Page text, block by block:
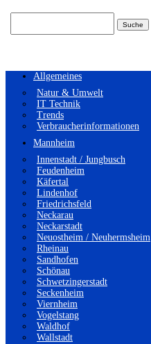
Allgemeines
Natur & Umwelt
IT Technik
Trends
Verbraucherinformationen
Mannheim
Innenstadt / Jungbusch
Feudenheim
Käfertal
Lindenhof
Friedrichsfeld
Neckarau
Neckarstadt
Neuostheim / Neuhermsheim
Rheinau
Sandhofen
Schönau
Schwetzingerstadt
Seckenheim
Viernheim
Vogelstang
Waldhof
Wallstadt